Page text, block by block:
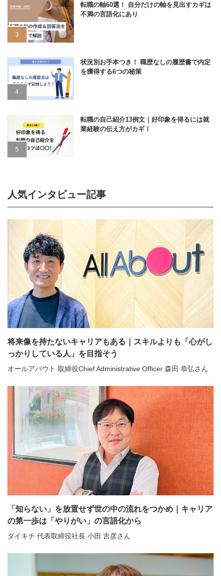
転職の軸60選！ 自分だけの軸を見出すカギは
不満の言語化にあり
状況別お手本つき！ 職歴なしの履歴書で内定
を獲得する6つの秘策
転職の自己紹介13例文｜好印象を得るには就
業経験の伝え方がカギ！
人気インタビュー記事
将来像を持たないキャリアもある｜スキルよりも「心がし
っかりしている人」を目指そう
オールアバウト 取締役Chief Administrative Officer 森田 恭弘さん
「知らない」を放置せず世の中の流れをつかめ｜キャリア
の第一歩は「やりがい」の言語化から
ダイキチ 代表取締役社長 小田 吉彦さん